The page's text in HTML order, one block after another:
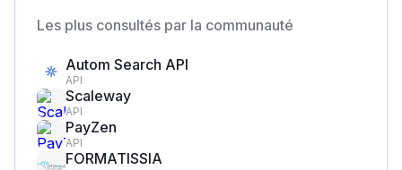
Les plus consultés par la communauté
Autom Search API
API
Scaleway
API
PayZen
API
FORMATISSIA